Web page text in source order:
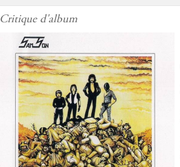
Critique d'album